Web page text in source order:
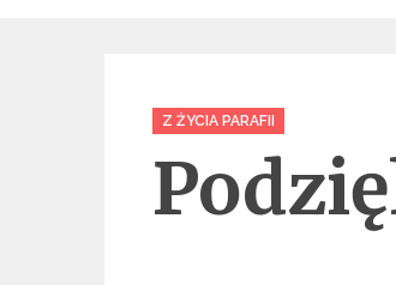
Categories
Z ŻYCIA PARAFII